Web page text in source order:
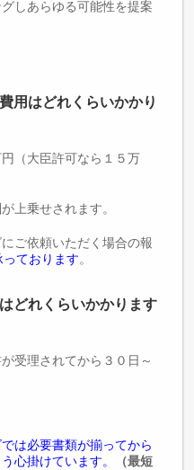
しあらゆる可能性を提案
用はどれくらいかかり
（大臣許可なら１５万
上乗せされます。
ご依頼いただく場合の報
ております。
どれくらいかかります
受理されてから３０日～
は必要書類が揃ってから
心掛けています。
（最短